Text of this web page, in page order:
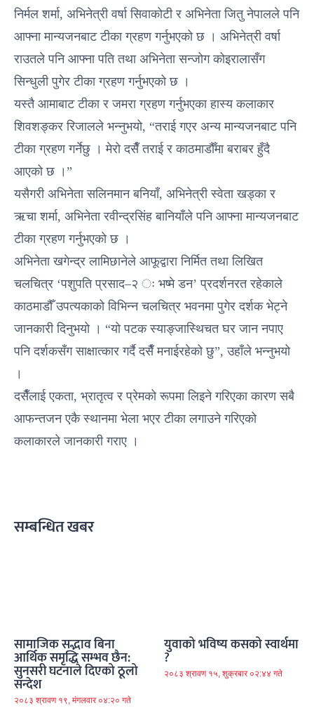
निर्मल शर्मा, अभिनेत्री वर्षा सिवाकोटी र अभिनेता जितु नेपालले पनि
आफ्ना मान्यजनबाट टीका ग्रहण गर्नुभएको छ । अभिनेत्री वर्षा
राउतले पनि आफ्ना पति तथा अभिनेता सन्जोग कोइरालासँग
सिन्धुली पुगेर टीका ग्रहण गर्नुभएको छ ।
यस्तै आमाबाट टीका र जमरा ग्रहण गर्नुभएका हास्य कलाकार
शिवशङ्कर रिजालले भन्नुभयो, “तराई गएर अन्य मान्यजनबाट पनि
टीका ग्रहण गर्नेछु । मेरो दसैँ तराई र काठमाडौँमा बराबर हुँदै
आएको छ ।”
यसैगरी अभिनेता सलिनमान बनियाँ, अभिनेत्री स्वेता खड्का र
ऋचा शर्मा, अभिनेता रवीन्द्रसिंह बानियाँले पनि आफ्ना मान्यजनबाट
टीका ग्रहण गर्नुभएको छ ।
अभिनेता खगेन्द्र लामिछानेले आफूद्वारा निर्मित तथा लिखित
चलचित्र ‘पशुपति प्रसाद–२ ः भष्मे डन’ प्रदर्शनरत रहेकाले
काठमाडौँ उपत्यकाको विभिन्न चलचित्र भवनमा पुगेर दर्शक भेट्ने
जानकारी दिनुभयो । “यो पटक स्याङ्जास्थिचत घर जान नपाए
पनि दर्शकसँग साक्षात्कार गर्दै दसैँ मनाईरहेको छु”, उहाँले भन्नुभयो
।
दसैँलाई एकता, भ्रातृत्व र प्रेमको रूपमा लिइने गरिएका कारण सबै
आफन्तजन एकै स्थानमा भेला भएर टीका लगाउने गरिएको
कलाकारले जानकारी गराए ।
सम्बन्धित खबर
सामाजिक सद्भाव बिना
आर्थिक समृद्धि सम्भव छैन:
सुनसरी घटनाले दिएको ठूलो
सन्देश
२०८३ श्रावण १९, मंगलवार ०४:२० गते
युवाको भविष्य कसको स्वार्थमा
?
२०८३ श्रावण १५, शुक्रबार ०२:४४ गते